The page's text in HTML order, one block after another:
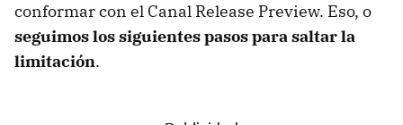
conformar con el Canal Release Preview. Eso, o
seguimos los siguientes pasos para saltar la
limitación.